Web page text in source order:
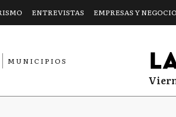
ENTREVISTAS EMPRESAS Y
MUNICIPIOS